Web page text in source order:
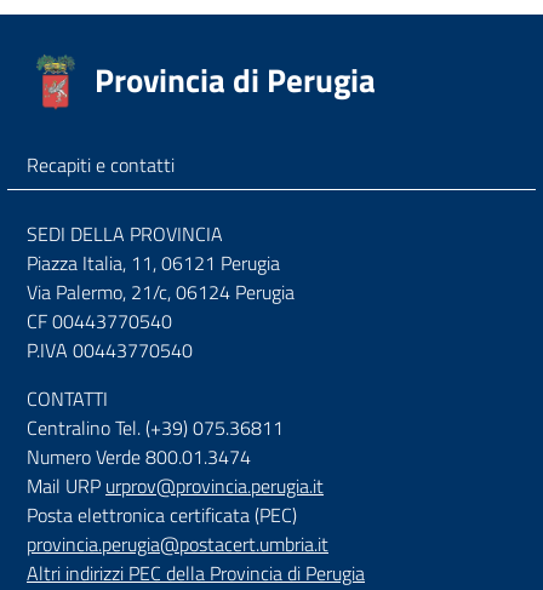
Provincia di Perugia
Recapiti e contatti
SEDI DELLA PROVINCIA
Piazza Italia, 11, 06121 Perugia
Via Palermo, 21/c, 06124 Perugia
CF 00443770540
P.IVA 00443770540
CONTATTI
Centralino Tel. (+39) 075.36811
Numero Verde 800.01.3474
Mail URP urprov@provincia.perugia.it
Posta elettronica certificata (PEC)
provincia.perugia@postacert.umbria.it
Altri indirizzi PEC della Provincia di Perugia